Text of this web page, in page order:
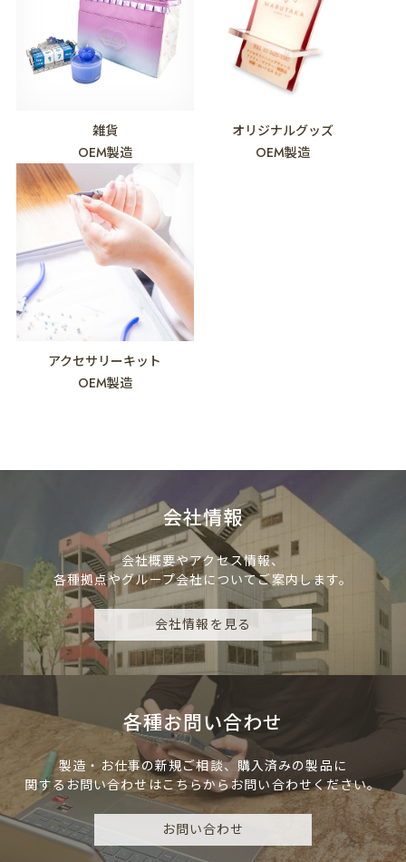
雑貨
OEM製造
オリジナルグッズ
OEM製造
アクセサリーキット
OEM製造
会社情報
会社概要やアクセス情報、
各種拠点やグループ会社についてご案内します。
会社情報を見る
各種お問い合わせ
製造・お仕事の新規ご相談、 購入済みの製品に
関するお問い合わせはこちらからお問い合わせください。
お問い合わせ